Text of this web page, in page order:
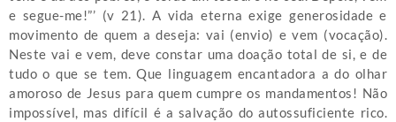
e segue-me!”’ (v 21). A vida eterna exige generosidade e
movimento de quem a deseja: vai (envio) e vem (vocação).
Neste vai e vem, deve constar uma doação total de si, e de
tudo o que se tem. Que linguagem encantadora a do olhar
amoroso de Jesus para quem cumpre os mandamentos! Não
impossível, mas difícil é a salvação do autossuficiente rico.